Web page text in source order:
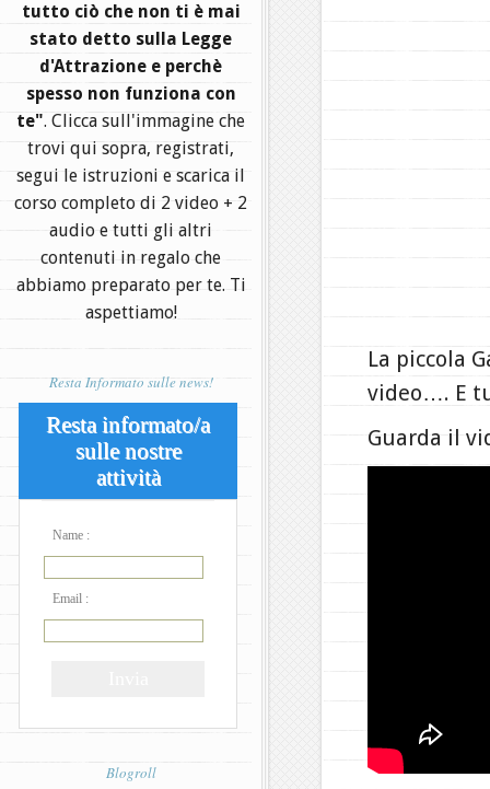
tutto ciò che non ti è mai
stato detto sulla Legge
d'Attrazione e perchè
spesso non funziona con
te". Clicca sull'immagine che
trovi qui sopra, registrati,
segui le istruzioni e scarica il
corso completo di 2 video + 2
audio e tutti gli altri
contenuti in regalo che
abbiamo preparato per te. Ti
aspettiamo!
Resta Informato sulle news!
Resta informato/a
sulle nostre
attività
Name :
Email :
Blogroll
La piccola
video…. E
Guarda il